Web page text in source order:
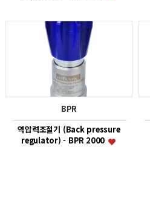
BPR
역압력조절기 (Back pressure
regulator) - BPR 2000